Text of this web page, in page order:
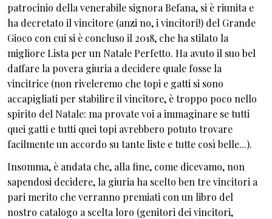
patrocinio della venerabile signora Befana, si è riunita e
ha decretato il vincitore (anzi no, i vincitori!) del Grande
Gioco con cui si è concluso il 2018, che ha stilato la
migliore Lista per un Natale Perfetto. Ha avuto il suo bel
daffare la povera giuria a decidere quale fosse la
vincitrice (non riveleremo che topi e gatti si sono
accapigliati per stabilire il vincitore, è troppo poco nello
spirito del Natale: ma provate voi a immaginare se tutti
quei gatti e tutti quei topi avrebbero potuto trovare
facilmente un accordo su tante liste e tutte così belle...).
Insomma, è andata che, alla fine, come dicevamo, non
sapendosi decidere, la giuria ha scelto ben tre vincitori a
pari merito che verranno premiati con un libro del
nostro catalogo a scelta loro (genitori dei vincitori,